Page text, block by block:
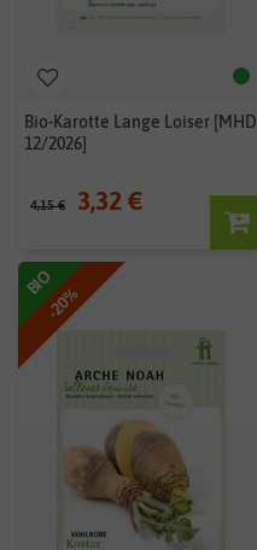
Bio-Karotte Lange Loiser [MHD
12/2026]
4,15 € 3,32 €
-20%
BIO